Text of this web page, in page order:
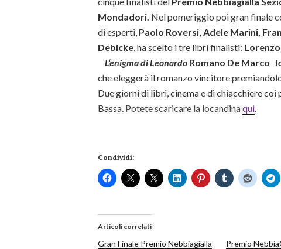
Mondadori. Nel pomeriggio poi gran finale
di esperti, Paolo Roversi, Adele Marini,
Debicke , ha scelto i tre libri finalisti:
L‘enigma di Leonardo Romano De Marco
che eleggerà il romanzo vincitore
Due giorni di libri, cinema e di chiacchiere
Bassa. Potete scaricare la locandinaqui
Condividi:
Articoli correlati
Gran Finale Premio Nebbiagialla
Premio